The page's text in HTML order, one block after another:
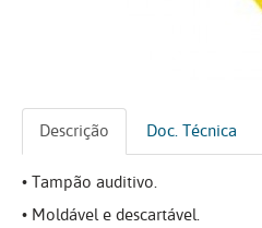
Descrição Doc. Técnica
• Tampão auditivo.
• Moldável e descartável.